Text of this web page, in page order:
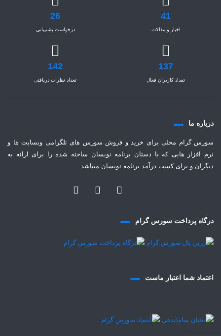
41
اخبار و مقالات
26
درخواست پشتیبانی
137
تعداد کاربران فعال
142
تعداد نظرات دریافتی
درباره ما
سورس گرام محلی برای خرید و فروش سورس های تلگرامی وبسایت ها و
نرم افزار هایی که با دستان برنامه نویسان ساخته شده را برای ارائه به
دیگران و برای کسب درآمد برنامه نویسان میباشد.
درگاه پرداخت سورس گرام
اعتماد شما اعتبار ماست